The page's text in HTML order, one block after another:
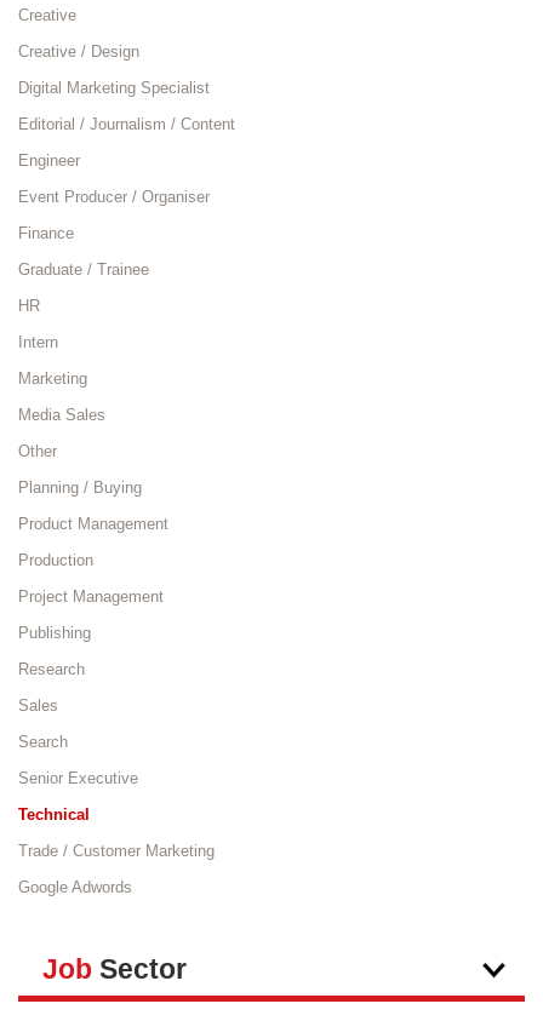
Creative
Creative / Design
Digital Marketing Specialist
Editorial / Journalism / Content
Engineer
Event Producer / Organiser
Finance
Graduate / Trainee
HR
Intern
Marketing
Media Sales
Other
Planning / Buying
Product Management
Production
Project Management
Publishing
Research
Sales
Search
Senior Executive
Technical
Trade / Customer Marketing
Google Adwords
Job Sector